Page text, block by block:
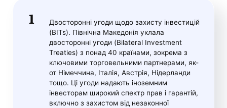
Двосторонні угоди щодо захисту інвестицій
(BITs). Північна Македонія уклала
двосторонні угоди (Bilateral Investment
Treaties) з понад 40 країнами, зокрема з
ключовими торговельними партнерами, як-
от Німеччина, Італія, Австрія, Нідерланди
тощо. Ці угоди надають іноземним
інвесторам широкий спектр прав і гарантій,
включно з захистом від незаконної